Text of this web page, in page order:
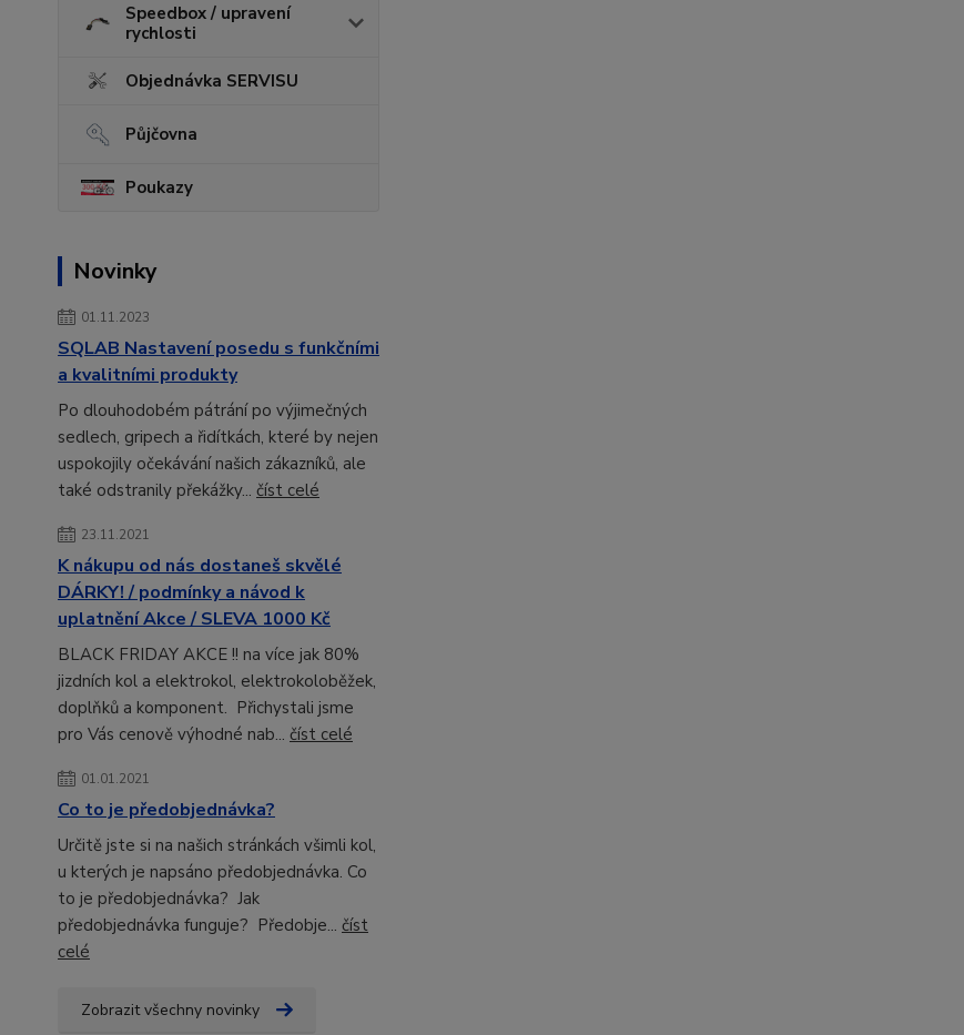
Speedbox / upravení
rychlosti
Objednávka SERVISU
Půjčovna
Poukazy
Novinky
01.11.2023
SQLAB Nastavení posedu s funkčními
a kvalitními produkty
Po dlouhodobém pátrání po výjimečných
sedlech, gripech a řidítkách, které by nejen
uspokojily očekávání našich zákazníků, ale
také odstranily překážky... číst celé
23.11.2021
K nákupu od nás dostaneš skvělé
DÁRKY! / podmínky a návod k
uplatnění Akce / SLEVA 1000 Kč
BLACK FRIDAY AKCE !! na více jak 80%
jizdních kol a elektrokol, elektrokoloběžek,
doplňků a komponent. Přichystali jsme
pro Vás cenově výhodné nab... číst celé
01.01.2021
Co to je předobjednávka?
Určitě jste si na našich stránkách všimli kol,
u kterých je napsáno předobjednávka. Co
to je předobjednávka? Jak
předobjednávka funguje? Předobje... číst
celé
Zobrazit všechny novinky